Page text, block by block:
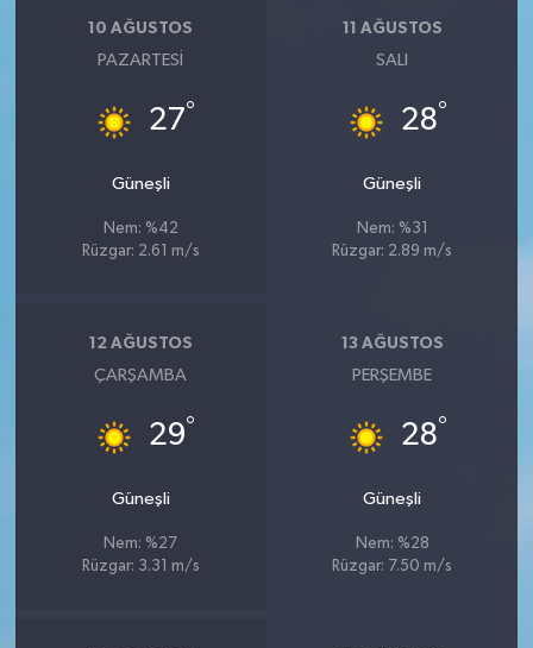
10 AĞUSTOS
PAZARTESI
27°
Güneşli
Nem: %42
Rüzgar: 2.61 m/s
11 AĞUSTOS
SALI
28°
Güneşli
Nem: %31
Rüzgar: 2.89 m/s
12 AĞUSTOS
ÇARŞAMBA
29°
Güneşli
Nem: %27
Rüzgar: 3.31 m/s
13 AĞUSTOS
PERŞEMBE
28°
Güneşli
Nem: %28
Rüzgar: 7.50 m/s